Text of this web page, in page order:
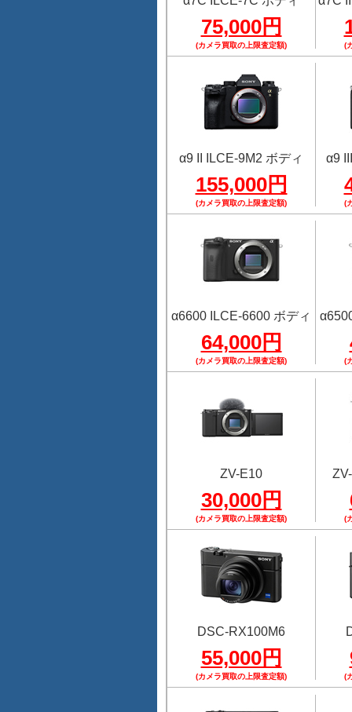
75,000円
(カメラ買取の上限査定額) (
α9 II ILCE-9M2 ボディ
155,000円
(カメラ買取の上限査定額)
α9
(
α6600 ILCE-6600 ボディ
64,000円
(カメラ買取の上限査定額) (
ZV-E10
30,000円
(カメラ買取の上限査定額) (
DSC-RX100M6
55,000円
(カメラ買取の上限査定額) (